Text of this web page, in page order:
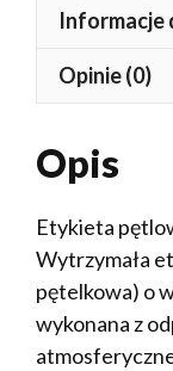
Informacje
Opinie (0)
Opis
Etykieta
Wytrzymała
pętelkowa) o
wykonana z